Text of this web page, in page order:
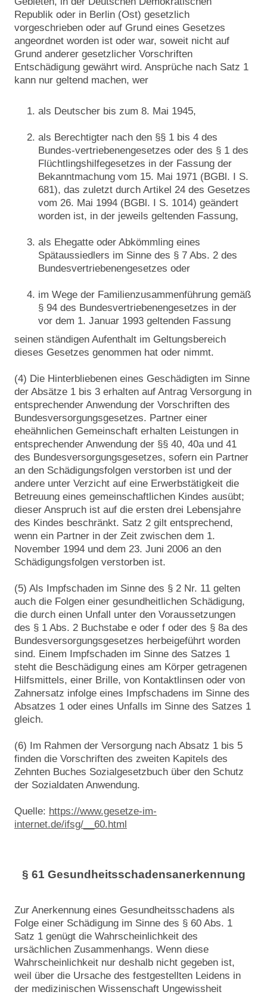
Republik oder in Berlin (Ost) gesetzlich
vorgeschrieben oder auf Grund eines Gesetzes
angeordnet worden ist oder war, soweit nicht auf
Grund anderer gesetzlicher Vorschriften
Entschädigung gewährt wird. Ansprüche nach Satz 1
kann nur geltend machen, wer
als Deutscher bis zum 8. Mai 1945,
als Berechtigter nach den §§ 1 bis 4 des
Bundes-vertriebenengesetzes oder des § 1 des
Flüchtlingshilfegesetzes in der Fassung der
Bekanntmachung vom 15. Mai 1971 (BGBl. I S.
681), das zuletzt durch Artikel 24 des Gesetzes
vom 26. Mai 1994 (BGBl. I S. 1014) geändert
worden ist, in der jeweils geltenden Fassung,
als Ehegatte oder Abkömmling eines
Spätaussiedlers im Sinne des § 7 Abs. 2 des
Bundesvertriebenengesetzes oder
im Wege der Familienzusammenführung gemäß
§ 94 des Bundesvertriebenengesetzes in der
vor dem 1. Januar 1993 geltenden Fassung
seinen ständigen Aufenthalt im Geltungsbereich
dieses Gesetzes genommen hat oder nimmt.
(4) Die Hinterbliebenen eines Geschädigten im Sinne
der Absätze 1 bis 3 erhalten auf Antrag Versorgung in
entsprechender Anwendung der Vorschriften des
Bundesversorgungsgesetzes. Partner einer
eheähnlichen Gemeinschaft erhalten Leistungen in
entsprechender Anwendung der §§ 40, 40a und 41
des Bundesversorgungsgesetzes, sofern ein Partner
an den Schädigungsfolgen verstorben ist und der
andere unter Verzicht auf eine Erwerbstätigkeit die
Betreuung eines gemeinschaftlichen Kindes ausübt;
dieser Anspruch ist auf die ersten drei Lebensjahre
des Kindes beschränkt. Satz 2 gilt entsprechend,
wenn ein Partner in der Zeit zwischen dem 1.
November 1994 und dem 23. Juni 2006 an den
Schädigungsfolgen verstorben ist.
(5) Als Impfschaden im Sinne des § 2 Nr. 11 gelten
auch die Folgen einer gesundheitlichen Schädigung,
die durch einen Unfall unter den Voraussetzungen
des § 1 Abs. 2 Buchstabe e oder f oder des § 8a des
Bundesversorgungsgesetzes herbeigeführt worden
sind. Einem Impfschaden im Sinne des Satzes 1
steht die Beschädigung eines am Körper getragenen
Hilfsmittels, einer Brille, von Kontaktlinsen oder von
Zahnersatz infolge eines Impfschadens im Sinne des
Absatzes 1 oder eines Unfalls im Sinne des Satzes 1
gleich.
(6) Im Rahmen der Versorgung nach Absatz 1 bis 5
finden die Vorschriften des zweiten Kapitels des
Zehnten Buches Sozialgesetzbuch über den Schutz
der Sozialdaten Anwendung.
Quelle: https://www.gesetze-im-
internet.de/ifsg/__60.html
§ 61 Gesundheitsschadensanerkennung
Zur Anerkennung eines Gesundheitsschadens als
Folge einer Schädigung im Sinne des § 60 Abs. 1
Satz 1 genügt die Wahrscheinlichkeit des
ursächlichen Zusammenhangs. Wenn diese
Wahrscheinlichkeit nur deshalb nicht gegeben ist,
weil über die Ursache des festgestellten Leidens in
der medizinischen Wissenschaft Ungewissheit